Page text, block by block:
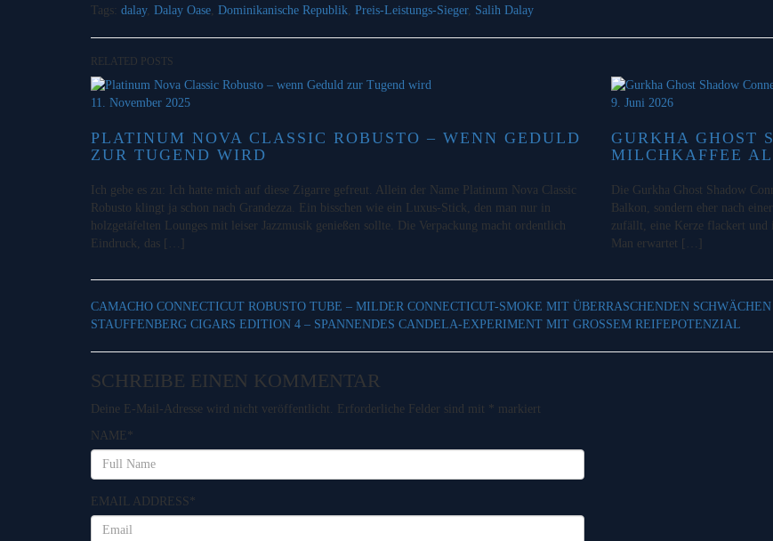
Tags: dalay, Dalay Oase Dominikanische Republik Preis-Leistungs-Sieger, Salih Dalay
RELATED POSTS
11. November 2025
PLATINUM NOVA CLASSIC ROBUSTO – WENN GEDULD
ZUR TUGEND WIRD
Ich gebe es zu: Ich hatte mich auf diese Zigarre gefreut. Allein der Name Platinum Nova Classic
Robusto klingt ja schon nach Grandezza. Ein bisschen wie ein Luxus-Stick, den man nur in
holzgetäfelten Lounges mit leiser Jazzmusik genießen sollte. Die Verpackung macht ordentlich
Eindruck, das […]
9. Juni 2026
GURKHA GHOST
MILCHKAFFEE
Die Gurkha Ghost Shadow
Balkon, sondern eher nach
zufällt, eine Kerze flackert und
Man erwartet […]
CAMACHO CONNECTICUT ROBUSTO TUBE – MILDER CONNECTICUT-SMOKE MIT ÜBERRASCHENDEN SCHWÄCHEN
STAUFFENBERG CIGARS EDITION 4 – SPANNENDES CANDELA-EXPERIMENT MIT GROSSEM REIFEPOTENZIAL
SCHREIBE EINEN KOMMENTAR
Deine E-Mail-Adresse wird nicht veröffentlicht. Erforderliche Felder sind mit * markiert
NAME *
EMAIL ADDRESS*